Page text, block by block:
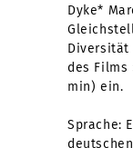
Dyke*
Diversität
des Films
min) ein.
Sprache: